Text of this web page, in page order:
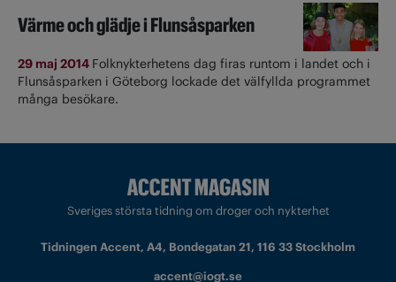
Värme och glädje i Flunsåsparken
29 maj 2014 Folknykterhetens dag firas runtom i landet och i
Flunsåsparken i Göteborg lockade det välfyllda programmet
många besökare.
Sveriges största tidning om droger och nykterhet
Tidningen Accent, A4, Bondegatan 21, 116 33 Stockholm
accent@iogt.se